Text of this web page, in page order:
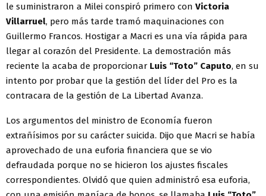
le suministraron a Milei conspiró primero con Victoria
Villarruel, pero más tarde tramó maquinaciones con
Guillermo Francos. Hostigar a Macri es una vía rápida para
llegar al corazón del Presidente. La demostración más
reciente la acaba de proporcionar Luis “Toto” Caputo, en su
intento por probar que la gestión del líder del Pro es la
contracara de la gestión de La Libertad Avanza.
Los argumentos del ministro de Economía fueron
extrañísimos por su carácter suicida. Dijo que Macri se había
aprovechado de una euforia financiera que se vio
defraudada porque no se hicieron los ajustes fiscales
correspondientes. Olvidó que quien administró esa euforia,